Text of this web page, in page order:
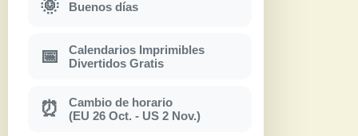
🌞 Buenos días
📅
Calendarios Imprimibles
Divertidos Gratis
⏰
Cambio de horario
(EU 26 Oct. - US 2 Nov.)